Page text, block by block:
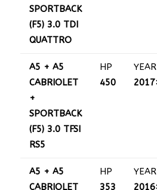
SPORTBACK
(F5) 3.0 TDI
QUATTRO
A5 + A5
CABRIOLET
+
SPORTBACK
(F5) 3.0 TFSI
RS5
HP
450
YEAR
A5 + A5
CABRIOLET
HP
353
YEAR